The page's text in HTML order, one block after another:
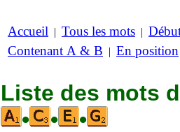
Accueil | Tous les mots |
Contenant A & B | En position
Liste des mots
•
• •